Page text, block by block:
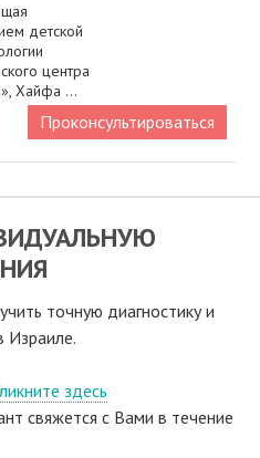
детской
центра
Хайфа ...
Проконсультироваться
точную диагностику и
Израиле.
здесь
свяжeтся с Вами в течение